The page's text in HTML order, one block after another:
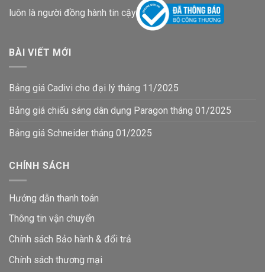
luôn là người đồng hành tin cậy
BÀI VIẾT MỚI
Bảng giá Cadivi cho đại lý tháng 11/2025
Bảng giá chiếu sáng dân dụng Paragon tháng 01/2025
Bảng giá Schneider tháng 01/2025
CHÍNH SÁCH
Hướng dẫn thanh toán
Thông tin vận chuyển
Chính sách Bảo hành & đổi trả
Chính sách thương mại